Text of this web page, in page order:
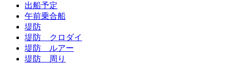
出船予定
午前乗合船
堤防
堤防 クロダイ
堤防 ルアー
堤防 周り